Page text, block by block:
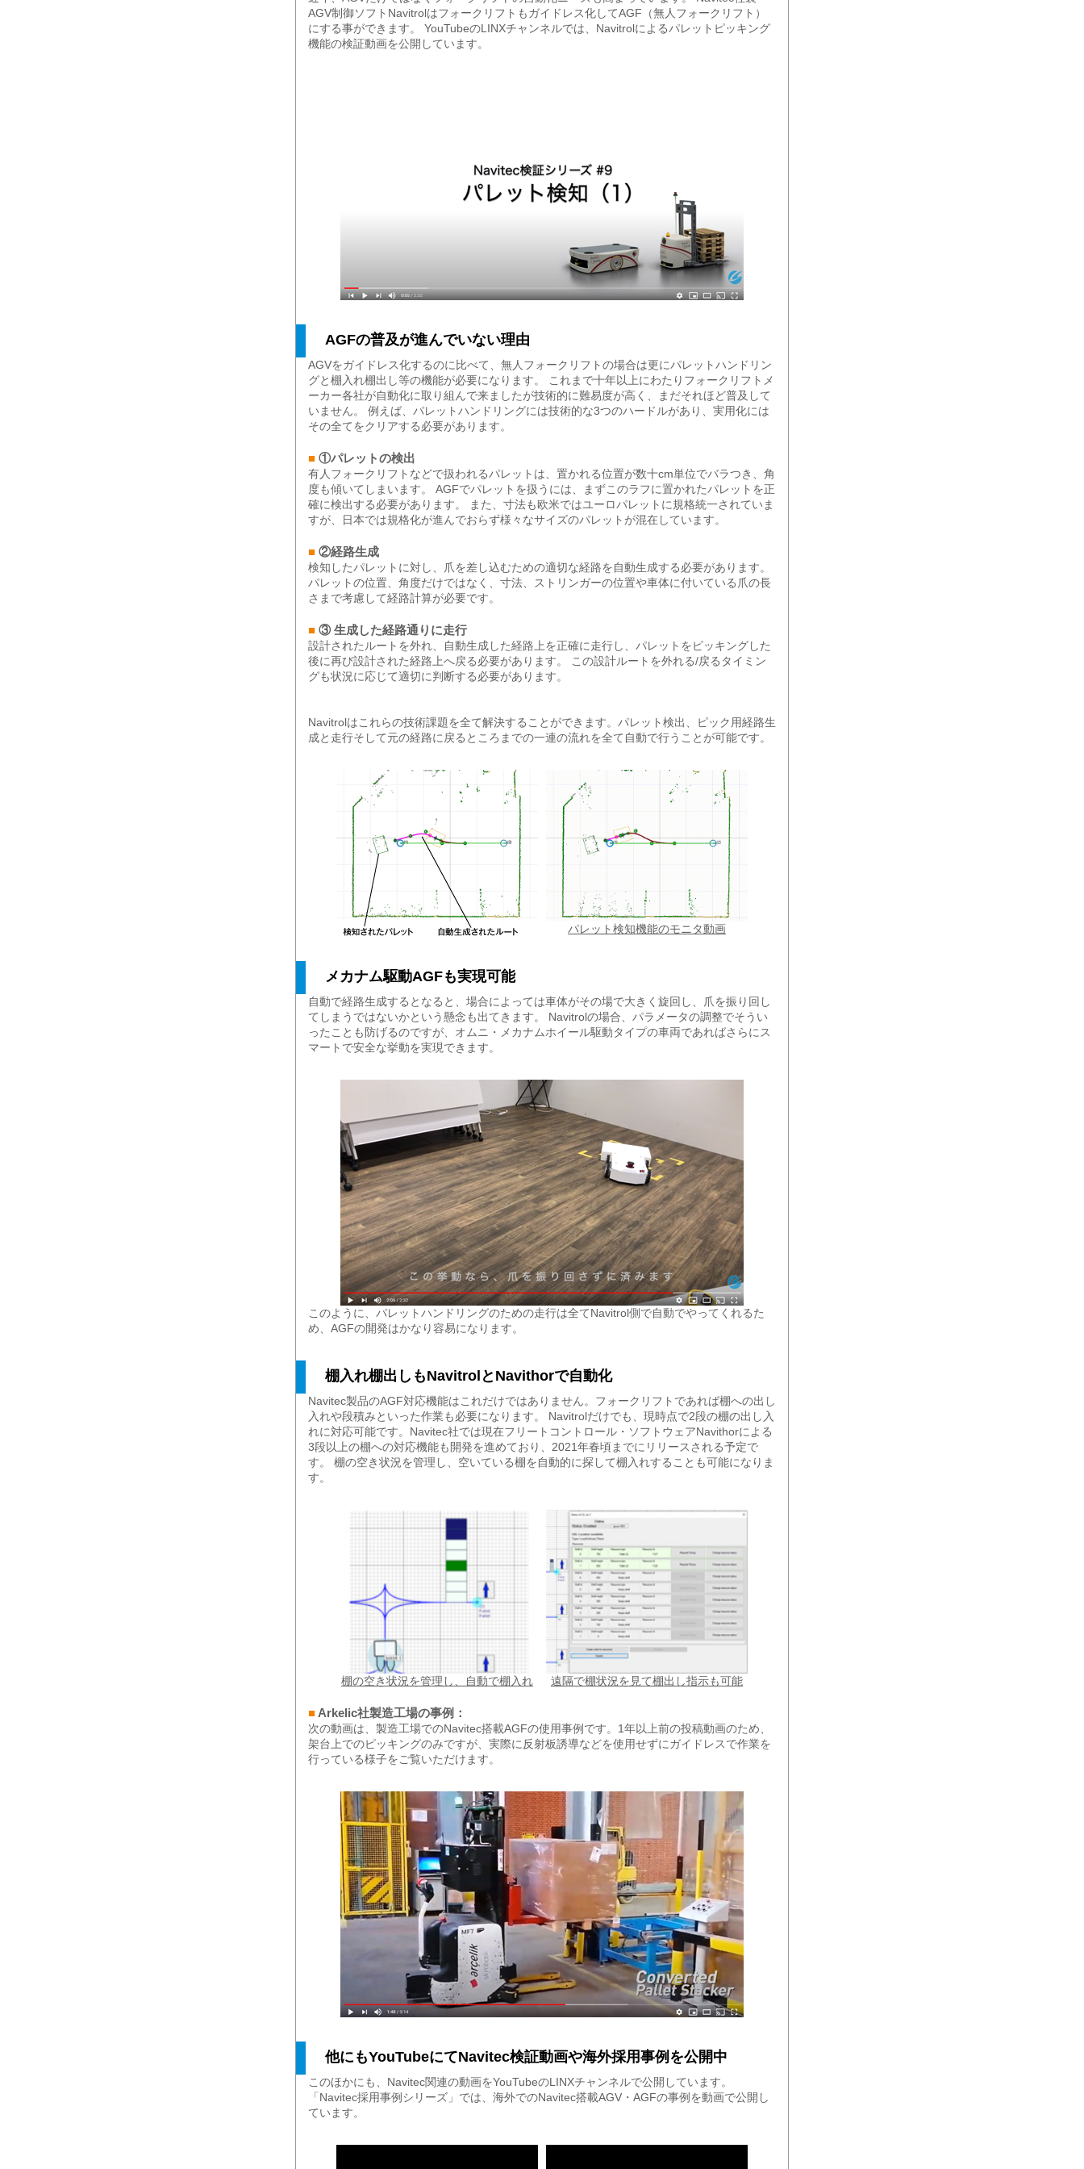
AGV制御ソフトNavitrolはフォークリフトもガイドレス化してAGF（無人フォークリフト）
にする事ができます。 YouTubeのLINXチャンネルでは、Navitrolによるパレットピッキング
機能の検証動画を公開しています。
AGFの普及が進んでいない理由
AGVをガイドレス化するのに比べて、無人フォークリフトの場合は更にパレットハンドリン
グと棚入れ棚出し等の機能が必要になります。 これまで十年以上にわたりフォークリフトメ
ーカー各社が自動化に取り組んで来ましたが技術的に難易度が高く、まだそれほど普及して
いません。 例えば、パレットハンドリングには技術的な3つのハードルがあり、実用化には
その全てをクリアする必要があります。
■ ①パレットの検出
有人フォークリフトなどで扱われるパレットは、置かれる位置が数十cm単位でバラつき、角
度も傾いてしまいます。 AGFでパレットを扱うには、まずこのラフに置かれたパレットを正
確に検出する必要があります。 また、寸法も欧米ではユーロパレットに規格統一されていま
すが、日本では規格化が進んでおらず様々なサイズのパレットが混在しています。
■ ②経路生成
検知したパレットに対し、爪を差し込むための適切な経路を自動生成する必要があります。
パレットの位置、角度だけではなく、寸法、ストリンガーの位置や車体に付いている爪の長
さまで考慮して経路計算が必要です。
■ ③ 生成した経路通りに走行
設計されたルートを外れ、自動生成した経路上を正確に走行し、パレットをピッキングした
後に再び設計された経路上へ戻る必要があります。 この設計ルートを外れる/戻るタイミン
グも状況に応じて適切に判断する必要があります。
Navitrolはこれらの技術課題を全て解決することができます。パレット検出、ピック用経路生
成と走行そして元の経路に戻るところまでの一連の流れを全て自動で行うことが可能です。
パレット検知機能のモニタ動画
メカナム駆動AGFも実現可能
自動で経路生成するとなると、場合によっては車体がその場で大きく旋回し、爪を振り回し
てしまうではないかという懸念も出てきます。 Navitrolの場合、パラメータの調整でそうい
ったことも防げるのですが、オムニ・メカナムホイール駆動タイプの車両であればさらにス
マートで安全な挙動を実現できます。
このように、パレットハンドリングのための走行は全てNavitrol側で自動でやってくれるた
め、AGFの開発はかなり容易になります。
棚入れ棚出しもNavitrolとNavithorで自動化
Navitec製品のAGF対応機能はこれだけではありません。フォークリフトであれば棚への出し
入れや段積みといった作業も必要になります。 Navitrolだけでも、現時点で2段の棚の出し入
れに対応可能です。Navitec社では現在フリートコントロール・ソフトウェアNavithorによる
3段以上の棚への対応機能も開発を進めており、2021年春頃までにリリースされる予定で
す。 棚の空き状況を管理し、空いている棚を自動的に探して棚入れすることも可能になりま
す。
棚の空き状況を管理し、自動で棚入れ 遠隔で棚状況を見て棚出し指示も可能
■ Arkelic社製造工場の事例：
次の動画は、製造工場でのNavitec搭載AGFの使用事例です。1年以上前の投稿動画のため、
架台上でのピッキングのみですが、実際に反射板誘導などを使用せずにガイドレスで作業を
行っている様子をご覧いただけます。
他にもYouTubeにてNavitec検証動画や海外採用事例を公開中
このほかにも、Navitec関連の動画をYouTubeのLINXチャンネルで公開しています。
「Navitec採用事例シリーズ」では、海外でのNavitec搭載AGV・AGFの事例を動画で公開し
ています。